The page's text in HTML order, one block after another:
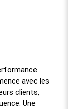
avec les
clients,
Une